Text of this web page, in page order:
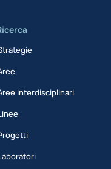
interdisciplinari